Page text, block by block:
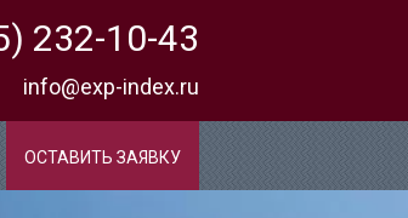
232-10-43
info@exp-index.ru
ОСТАВИТЬ ЗАЯВКУ